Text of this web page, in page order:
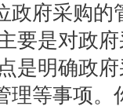
政府采购的
要是对政
是明确政
理等事项。